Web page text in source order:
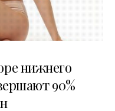
нижнего
90%